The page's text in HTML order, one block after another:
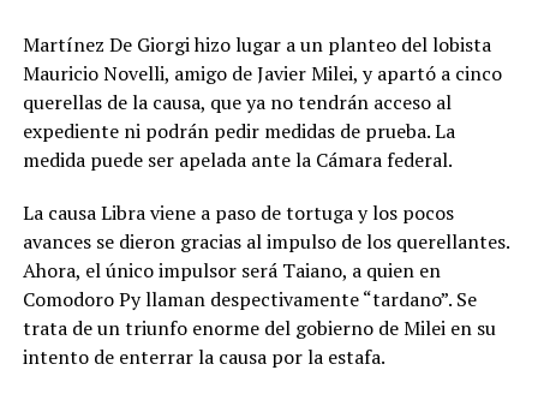
Martínez De Giorgi hizo lugar a un planteo del lobista
Mauricio Novelli, amigo de Javier Milei, y apartó a cinco
querellas de la causa, que ya no tendrán acceso al
expediente ni podrán pedir medidas de prueba. La
medida puede ser apelada ante la Cámara federal.
La causa Libra viene a paso de tortuga y los pocos
avances se dieron gracias al impulso de los querellantes.
Ahora, el único impulsor será Taiano, a quien en
Comodoro Py llaman despectivamente “tardano”. Se
trata de un triunfo enorme del gobierno de Milei en su
intento de enterrar la causa por la estafa.